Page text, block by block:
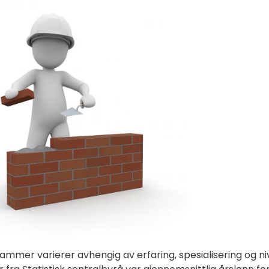
varierer avhengig av erfaring, spesialisering og